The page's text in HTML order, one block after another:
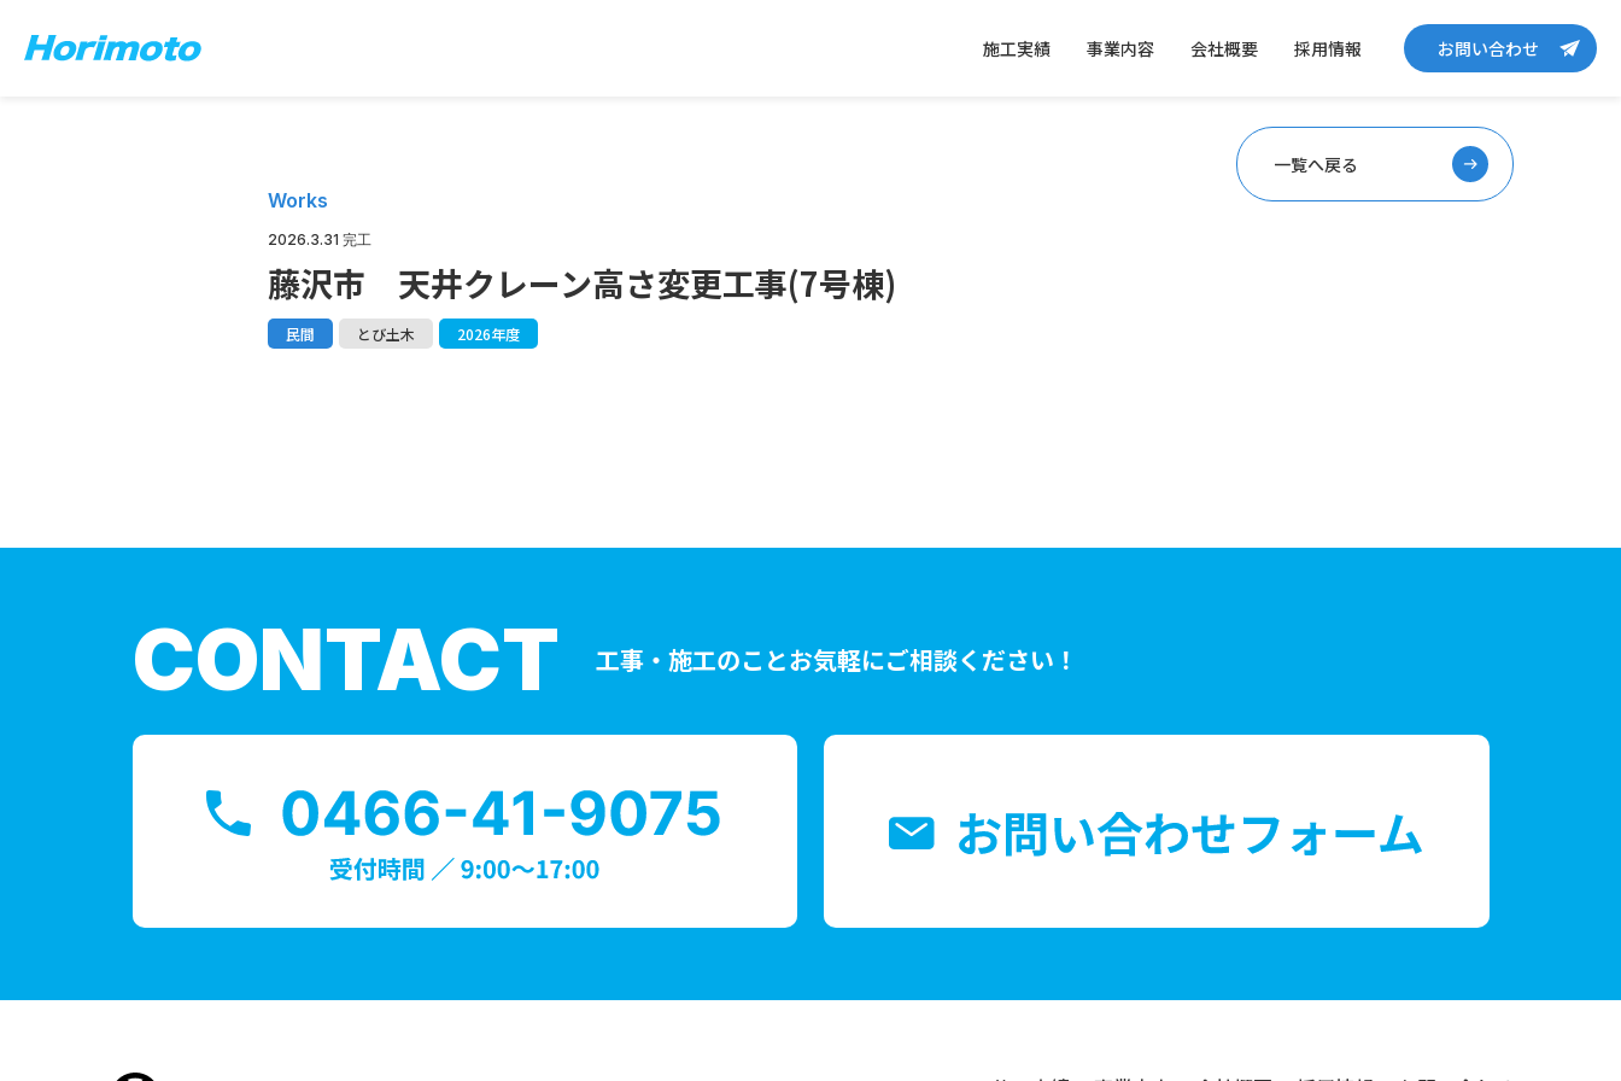
施工実績 事業内容 会社概要 採用情報 お問い合わせ
Works
2026.3.31 完工
藤沢市 天井クレーン高さ変更工事(7号棟)
民間 とび土木 2026年度
一覧へ戻る
CONTACT 工事・施工のことお気軽にご相談ください！